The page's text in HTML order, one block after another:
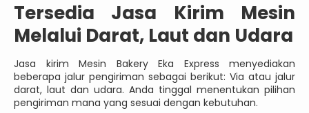
Tersedia Jasa Kirim Mesin
Melalui Darat, Laut dan Udara
Jasa kirim Mesin Bakery Eka Express menyediakan
beberapa jalur pengiriman sebagai berikut: Via atau jalur
darat, laut dan udara. Anda tinggal menentukan pilihan
pengiriman mana yang sesuai dengan kebutuhan.